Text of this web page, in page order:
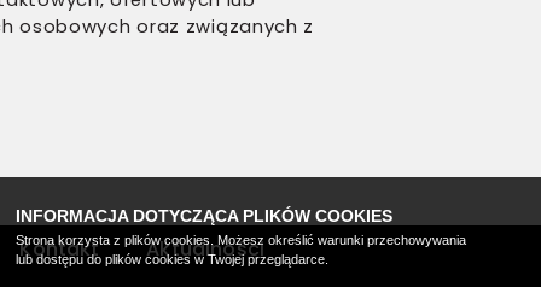
osobowych oraz związanych z
Kontakt Aktualności
INFORMACJA DOTYCZĄCA PLIKÓW COOKIES
Strona korzysta z plików cookies. Możesz określić warunki przechowywania
lub dostępu do plików cookies w Twojej przeglądarce.